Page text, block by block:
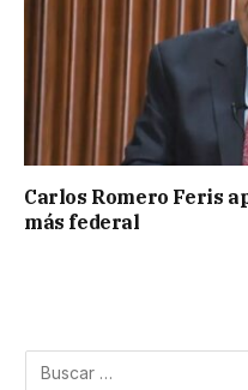
Carlos Romero Feris
más federal